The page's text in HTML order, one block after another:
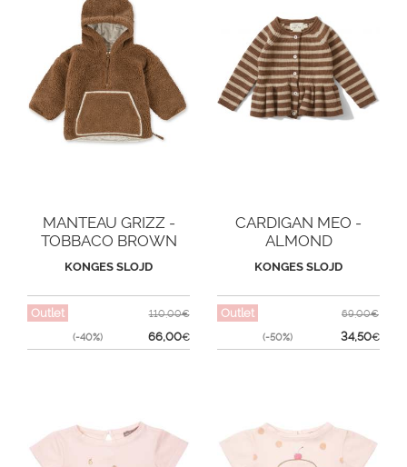
MANTEAU GRIZZ -
TOBBACO BROWN
KONGES SLOJD
Outlet
(-40%)
110,00€
66,00€
CARDIGAN MEO -
ALMOND
KONGES SLOJD
Outlet
(-50%)
69,00€
34,50€